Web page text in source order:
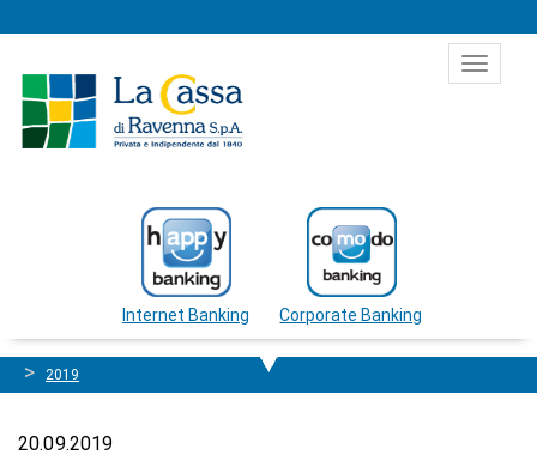
Toggle
Internet Banking Corporate Banking
2019
20.09.2019